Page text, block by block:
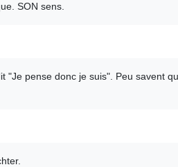
SON sens.
"Je pense donc je suis". Peu savent